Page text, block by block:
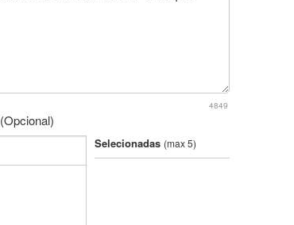
4849
(Opcional)
Selecionadas (max 5)